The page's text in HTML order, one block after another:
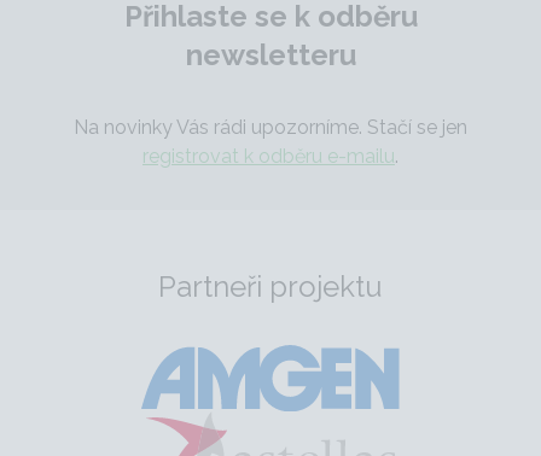
Přihlaste se k odběru
newsletteru
Na novinky Vás rádi upozorníme. Stačí se jen
registrovat k odběru e-mailu.
Partneři projektu